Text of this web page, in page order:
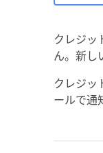
クレジッ
ん。新し
クレジッ
ールで通